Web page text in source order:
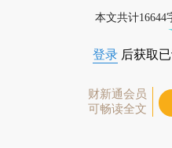
本文共计16644
登录 后获取
财新通会员
可畅读全文